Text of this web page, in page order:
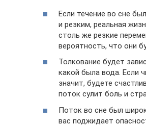
Если течение во сне
и резким, реальная
столь же резкие
вероятность, что они
Толкование будет
какой была вода. Если
значит, будете
поток сулит боль и
Поток во сне был
вас поджидает